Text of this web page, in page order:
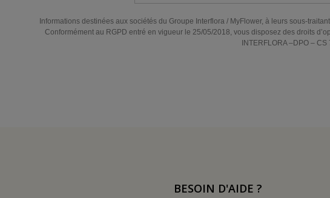
Informations destinées aux sociétés du Groupe Interflora / MyFlower, à leurs sous-
Conformément au RGPD entré en vigueur le 25/05/2018, vous disposez des droits
INTERFLORA –DPO –
BESOIN D'AIDE ?